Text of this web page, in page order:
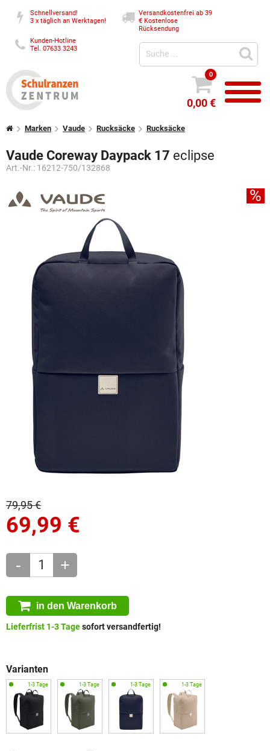
Schnellversand!
3 x täglich an Werktagen!
Versandkostenfrei ab 39
€Kostenlose
Rücksendung
Kunden-Hotline
Tel. 07633 3243
0
0,00 €
Marken Vaude Rucksäcke Rucksäcke
Vaude Coreway Daypack 17 eclipse
Art.-Nr.: 16212-750/132868
%
79,95 €
69,99 €
- +
in den Warenkorb
Lieferfrist 1-3 Tagesofort versandfertig!
Varianten